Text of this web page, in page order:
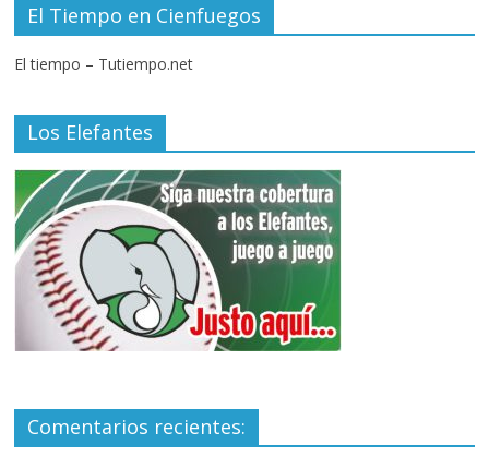
El Tiempo en Cienfuegos
El tiempo – Tutiempo.net
Los Elefantes
Comentarios recientes: